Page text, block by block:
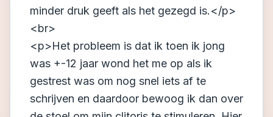
minder druk geeft als het gezegd is.</p>
<br>
<p>Het probleem is dat ik toen ik jong
was +-12 jaar wond het me op als ik
gestrest was om nog snel iets af te
schrijven en daardoor bewoog ik dan over